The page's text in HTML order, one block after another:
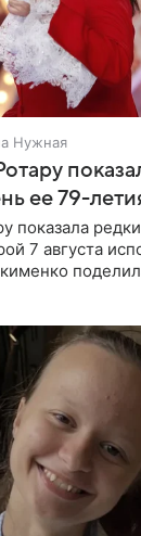
Нужная
ее 79-
показала
7 августа